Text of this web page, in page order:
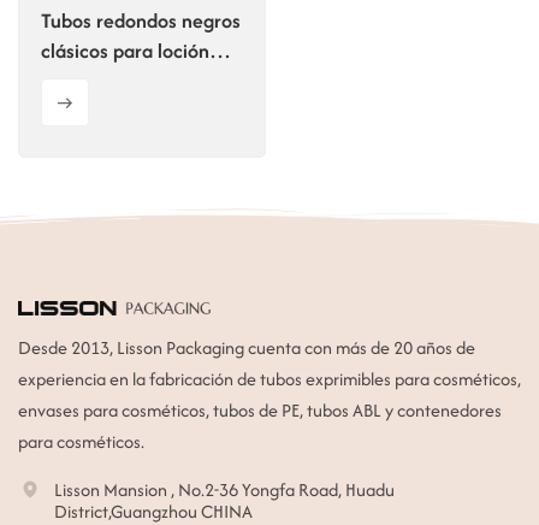
中文
Tubos redondos negros
clásicos para loción
Desde 2013, Lisson Packaging cuenta con más de 20 años de
experiencia en la fabricación de tubos exprimibles para cosméticos,
envases para cosméticos, tubos de PE, tubos ABL y contenedores
para cosméticos.
Lisson Mansion , No.2-36 Yongfa Road, Huadu
District,Guangzhou CHINA